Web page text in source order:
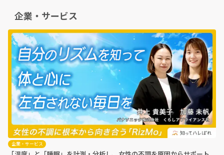
ー
ジ
送
り
企業・サービス
企業・サービス